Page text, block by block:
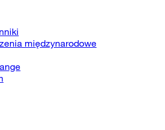
międzynarodowe